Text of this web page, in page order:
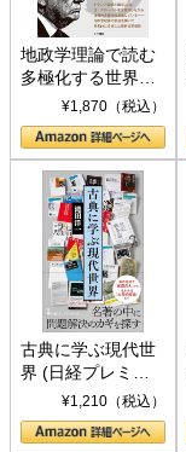
地政学理論で読む
多極化する世界：
トランプとBRICS
の挑戦
¥1,870（税込）
古典に学ぶ現代世
界 (日経プレミア
シリーズ)¥1,210（税込）